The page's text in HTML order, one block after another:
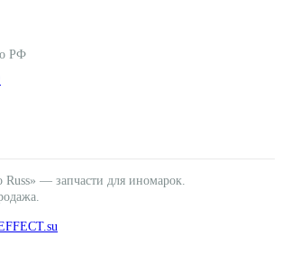
РФ
— запчасти для иномарок.